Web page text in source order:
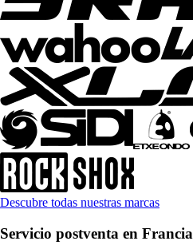
Descubre todas nuestras marcas
Servicio postventa en Francia